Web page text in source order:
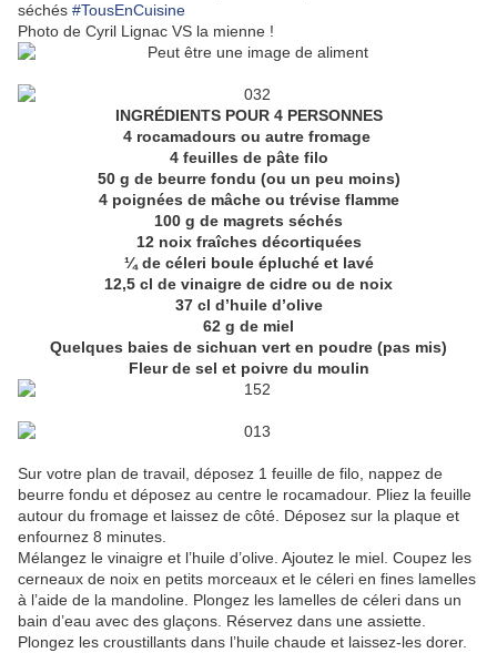
séchés #TousEnCuisine
Photo de Cyril Lignac VS la mienne !
INGRÉDIENTS POUR 4 PERSONNES
4 rocamadours ou autre fromage
4 feuilles de pâte filo
50 g de beurre fondu (ou un peu moins)
4 poignées de mâche ou trévise flamme
100 g de magrets séchés
12 noix fraîches décortiquées
¼ de céleri boule épluché et lavé
12,5 cl de vinaigre de cidre ou de noix
37 cl d’huile d’olive
62 g de miel
Quelques baies de sichuan vert en poudre (pas mis)
Fleur de sel et poivre du moulin
Sur votre plan de travail, déposez 1 feuille de filo, nappez de
beurre fondu et déposez au centre le rocamadour. Pliez la feuille
autour du fromage et laissez de côté. Déposez sur la plaque et
enfournez 8 minutes.
Mélangez le vinaigre et l’huile d’olive. Ajoutez le miel. Coupez les
cerneaux de noix en petits morceaux et le céleri en fines lamelles
à l’aide de la mandoline. Plongez les lamelles de céleri dans un
bain d’eau avec des glaçons. Réservez dans une assiette.
Plongez les croustillants dans l’huile chaude et laissez-les dorer.